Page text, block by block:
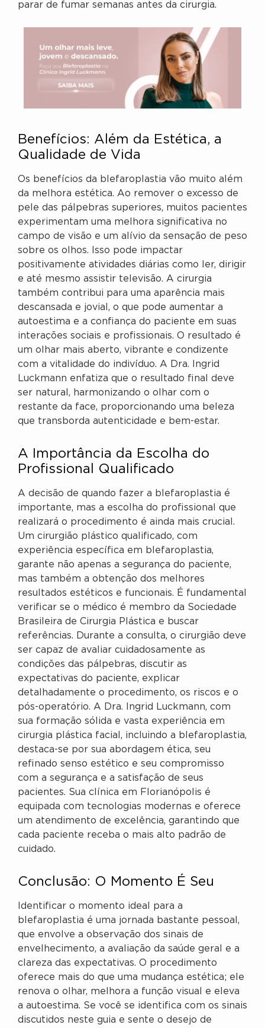
parar de fumar semanas antes da cirurgia.
Benefícios: Além da Estética, a
Qualidade de Vida
Os benefícios da blefaroplastia vão muito além
da melhora estética. Ao remover o excesso de
pele das pálpebras superiores, muitos pacientes
experimentam uma melhora significativa no
campo de visão e um alívio da sensação de peso
sobre os olhos. Isso pode impactar
positivamente atividades diárias como ler, dirigir
e até mesmo assistir televisão. A cirurgia
também contribui para uma aparência mais
descansada e jovial, o que pode aumentar a
autoestima e a confiança do paciente em suas
interações sociais e profissionais. O resultado é
um olhar mais aberto, vibrante e condizente
com a vitalidade do indivíduo. A Dra. Ingrid
Luckmann enfatiza que o resultado final deve
ser natural, harmonizando o olhar com o
restante da face, proporcionando uma beleza
que transborda autenticidade e bem-estar.
A Importância da Escolha do
Profissional Qualificado
A decisão de quando fazer a blefaroplastia é
importante, mas a escolha do profissional que
realizará o procedimento é ainda mais crucial.
Um cirurgião plástico qualificado, com
experiência específica em blefaroplastia,
garante não apenas a segurança do paciente,
mas também a obtenção dos melhores
resultados estéticos e funcionais. É fundamental
verificar se o médico é membro da Sociedade
Brasileira de Cirurgia Plástica e buscar
referências. Durante a consulta, o cirurgião deve
ser capaz de avaliar cuidadosamente as
condições das pálpebras, discutir as
expectativas do paciente, explicar
detalhadamente o procedimento, os riscos e o
pós-operatório. A Dra. Ingrid Luckmann, com
sua formação sólida e vasta experiência em
cirurgia plástica facial, incluindo a blefaroplastia,
destaca-se por sua abordagem ética, seu
refinado senso estético e seu compromisso
com a segurança e a satisfação de seus
pacientes. Sua clínica em Florianópolis é
equipada com tecnologias modernas e oferece
um atendimento de excelência, garantindo que
cada paciente receba o mais alto padrão de
cuidado.
Conclusão: O Momento É Seu
Identificar o momento ideal para a
blefaroplastia é uma jornada bastante pessoal,
que envolve a observação dos sinais de
envelhecimento, a avaliação da saúde geral e a
clareza das expectativas. O procedimento
oferece mais do que uma mudança estética; ele
renova o olhar, melhora a função visual e eleva
a autoestima. Se você se identifica com os sinais
discutidos neste guia e sente o desejo de